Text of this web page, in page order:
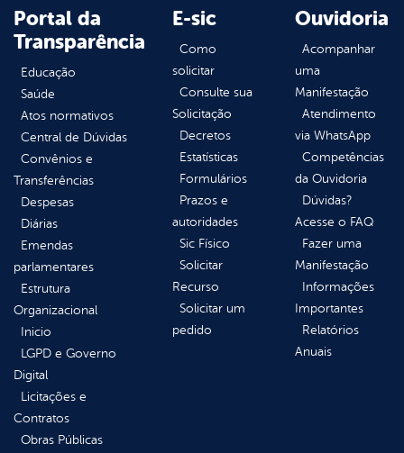
Portal da
Transparência
Educação
Saúde
Atos normativos
Central de Dúvidas
Convênios e
Transferências
Despesas
Diárias
Emendas
parlamentares
Estrutura
Organizacional
Inicio
LGPD e Governo
Digital
Licitações e
Contratos
Obras Públicas
E-sic
Como
solicitar
Consulte sua
Solicitação
Decretos
Estatísticas
Formulários
Prazos e
autoridades
Sic Físico
Solicitar
Recurso
Solicitar um
pedido
Ouvidoria
Acompanhar
uma
Manifestação
Atendimento
via WhatsApp
Competências
da Ouvidoria
Dúvidas?
Acesse o FAQ
Fazer uma
Manifestação
Informações
Importantes
Relatórios
Anuais